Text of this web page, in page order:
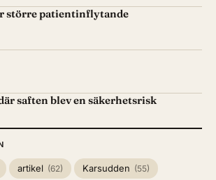
större patientinflytande
saften blev en säkerhetsrisk
artikel (62) Karsudden (55)